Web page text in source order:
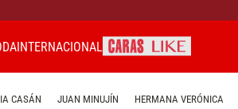
INTERNACIONAL
CASÁN JUAN MINUJÍN HERMANA VERÓNICA